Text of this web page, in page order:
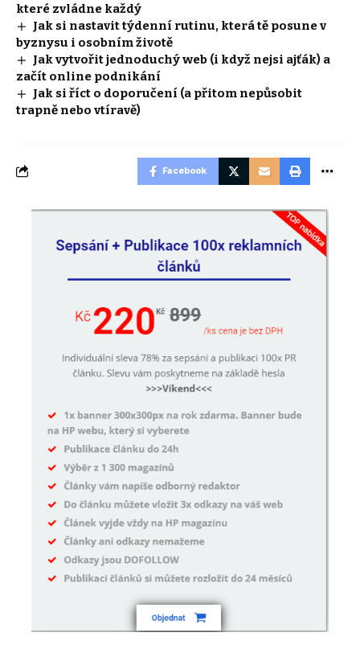
které zvládne každý
Jak si nastavit týdenní rutinu, která tě posune v
byznysu i osobním životě
Jak vytvořit jednoduchý web (i když nejsi ajťák) a
začít online podnikání
Jak si říct o doporučení (a přitom nepůsobit
trapně nebo vtíravě)
Facebook